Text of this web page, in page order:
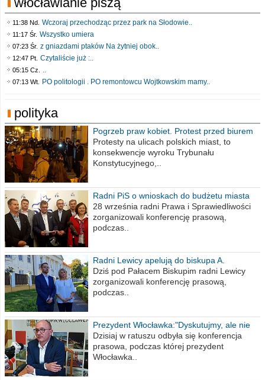
11:38 Nd. Wczoraj przechodząc przez park na Słodowie..
11:17 Śr. Wszystko umiera
07:23 Śr. z gniazdami ptaków Na żytniej obok..
12:47 Pt. Czytaliście już :..
05:15 Cz. ..
07:13 Wt. PO politologii . PO remontowcu Wojtkowskim mamy..
polityka
Pogrzeb praw kobiet. Protest przed biurem
poselskim PiS
Protesty na ulicach polskich miast, to
konsekwencje wyroku Trybunału
Konstytucyjnego,..
Radni PiS o wnioskach do budżetu miasta
na 2021 rok
28 września radni Prawa i Sprawiedliwości
zorganizowali konferencję prasową,
podczas..
Radni Lewicy apelują do biskupa A.
Wiesława Meringa
Dziś pod Pałacem Biskupim radni Lewicy
zorganizowali konferencję prasową,
podczas..
Prezydent Włocławka:"Dyskutujmy, ale nie
obrażajmy się”
Dzisiaj w ratuszu odbyła się konferencja
prasowa, podczas której prezydent
Włocławka..